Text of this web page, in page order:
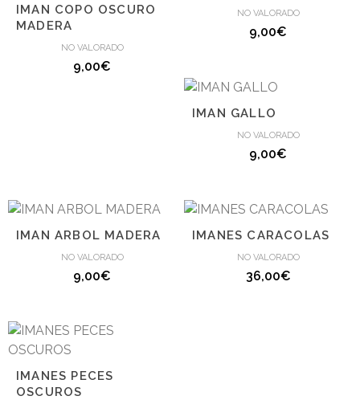
IMAN COPO OSCURO
MADERA
NO VALORADO
9,00€
NO VALORADO
9,00€
IMAN GALLO
NO VALORADO
9,00€
IMAN ARBOL MADERA
NO VALORADO
9,00€
IMANES CARACOLAS
NO VALORADO
36,00€
IMANES PECES
OSCUROS